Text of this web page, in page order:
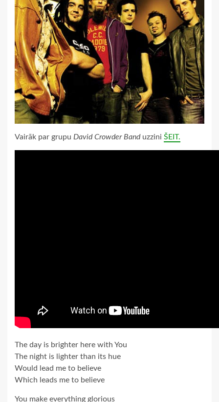
Vairāk par grupu David Crowder Banduzzini ŠEIT.
The day is brighter here with You
The night is lighter than its hue
Would lead me to believe
Which leads me to believe
You make everything glorious